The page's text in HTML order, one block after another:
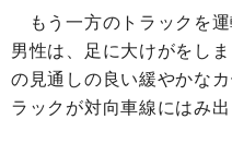
もう一方のトラックを
男性は、足に大けがをし
の見通しの良い緩やかな
ラックが対向車線にはみ